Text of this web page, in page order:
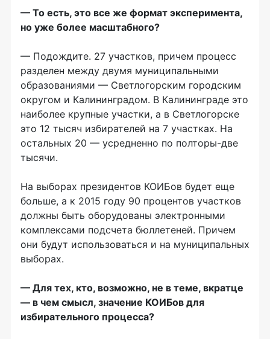
— То есть, это все же формат эксперимента,
но уже более масштабного?
— Подождите. 27 участков, причем процесс
разделен между двумя муниципальными
образованиями — Светлогорским городским
округом и Калининградом. В Калининграде это
наиболее крупные участки, а в Светлогорске
это 12 тысяч избирателей на 7 участках. На
остальных 20 — усредненно по полторы-две
тысячи.
На выборах президентов КОИБов будет еще
больше, а к 2015 году 90 процентов участков
должны быть оборудованы электронными
комплексами подсчета бюллетеней. Причем
они будут использоваться и на муниципальных
выборах.
— Для тех, кто, возможно, не в теме, вкратце
— в чем смысл, значение КОИБов для
избирательного процесса?